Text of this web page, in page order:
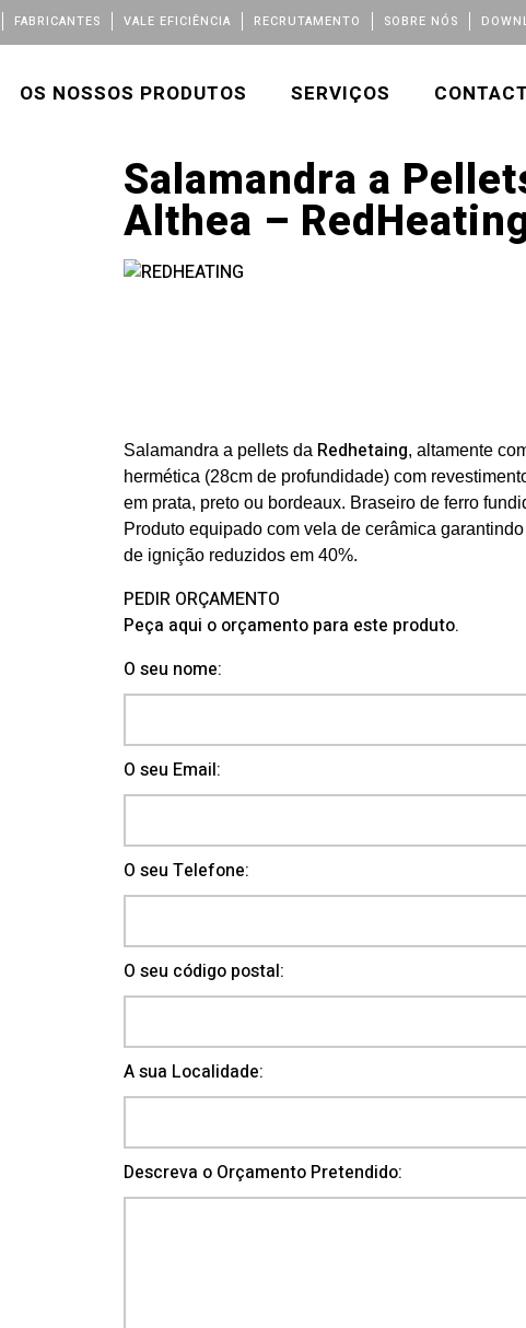
FABRICANTES VALE EFICIÊNCIA RECRUTAMENTO SOBRE NÓS
OS NOSSOS PRODUTOS SERVIÇOS
Salamandra a
Althea –
Salamandra a pellets da Redhetaing, altamente
hermética (28cm de profundidade) com
em prata, preto ou bordeaux. Braseiro de ferro
Produto equipado com vela de cerâmica
de ignição reduzidos em 40%.
PEDIR ORÇAMENTO
Peça aqui o orçamento para este produto.
O seu nome:
O seu Email:
O seu Telefone:
O seu código postal:
A sua Localidade:
Descreva o Orçamento Pretendido: